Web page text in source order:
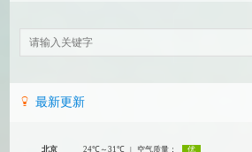
最新更新